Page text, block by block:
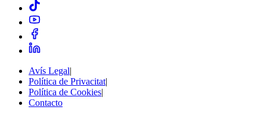
Avís Legal|
Política de Privacitat|
Política de Cookies|
Contacto